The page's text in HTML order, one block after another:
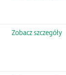
Zobacz szczegóły